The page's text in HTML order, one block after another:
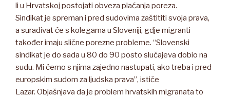
li u Hrvatskoj postojati obveza plaćanja poreza.
Sindikat je spreman i pred sudovima zaštititi svoja prava,
a surađivat će s kolegama u Sloveniji, gdje migranti
također imaju slične porezne probleme. “Slovenski
sindikat je do sada u 80 do 90 posto slučajeva dobio na
sudu. Mi ćemo s njima zajedno nastupati, ako treba i pred
europskim sudom za ljudska prava”, ističe
Lazar. Objašnjava da je problem hrvatskih migranata to